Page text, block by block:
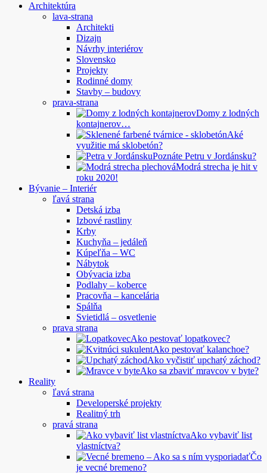
Architektúra
lava-strana
Architekti
Dizajn
Návrhy interiérov
Slovensko
Projekty
Rodinné domy
Stavby – budovy
prava-strana
Domy z lodných
kontajnerov…
Aké
využitie má sklobetón?
Poznáte Petru v Jordánsku?
Modrá strecha je hit v
roku 2020!
Bývanie – Interiér
ľavá strana
Detská izba
Izbové rastliny
Krby
Kuchyňa – jedáleň
Kúpeľňa – WC
Nábytok
Obývacia izba
Podlahy – koberce
Pracovňa – kancelária
Spálňa
Svietidlá – osvetlenie
prava strana
Ako pestovať lopatkovec?
Ako pestovať kalanchoe?
Ako vyčistiť upchatý záchod?
Ako sa zbaviť mravcov v byte?
Reality
ľavá strana
Developerské projekty
Realitný trh
pravá strana
Ako vybaviť list
vlastníctva?
Čo
je vecné bremeno?